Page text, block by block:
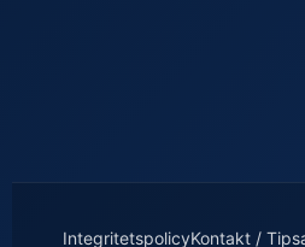
IntegritetspolicyKontakt /